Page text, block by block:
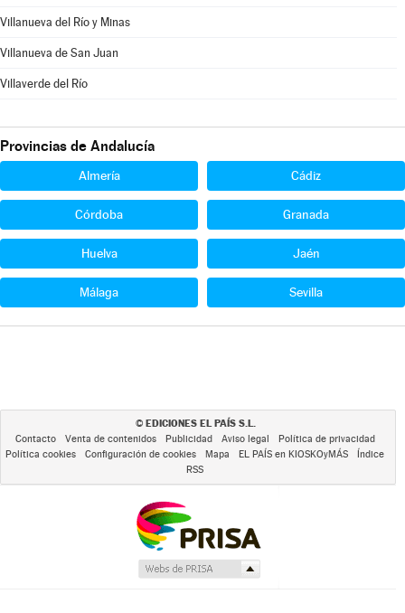
Villanueva del Río y Minas
Villanueva de San Juan
Villaverde del Río
Provincias de Andalucía
Almería Cádiz
Córdoba Granada
Huelva Jaén
Málaga Sevilla
© EDICIONES EL PAÍS S.L.
Contacto Venta de contenidos Publicidad Aviso legal
Política de privacidad
Política cookies
Configuración de cookies Mapa EL PAÍS en KIOSKOyMÁS
Índice
RSS